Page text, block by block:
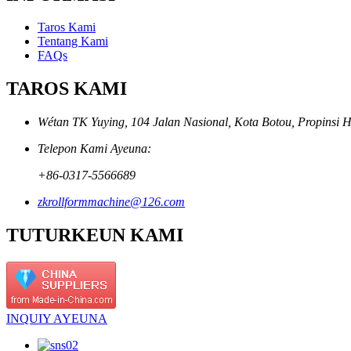
Taros Kami
Tentang Kami
FAQs
TAROS KAMI
Wétan TK Yuying, 104 Jalan Nasional, Kota Botou, Propinsi
Telepon Kami Ayeuna:
+86-0317-5566689
zkrollformmachine@126.com
TUTURKEUN KAMI
INQUIY AYEUNA